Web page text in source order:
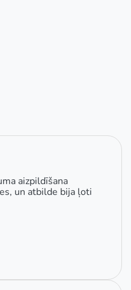
aizpildīšana
un atbilde bija ļoti